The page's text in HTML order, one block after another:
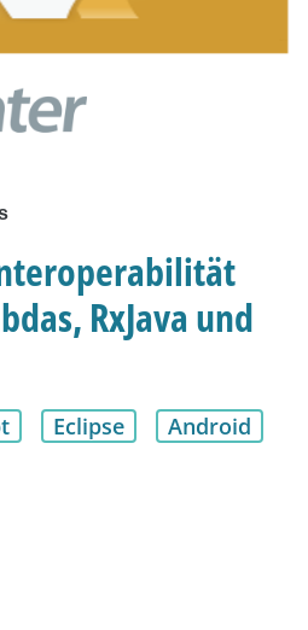
RxJava und
Eclipse
Android